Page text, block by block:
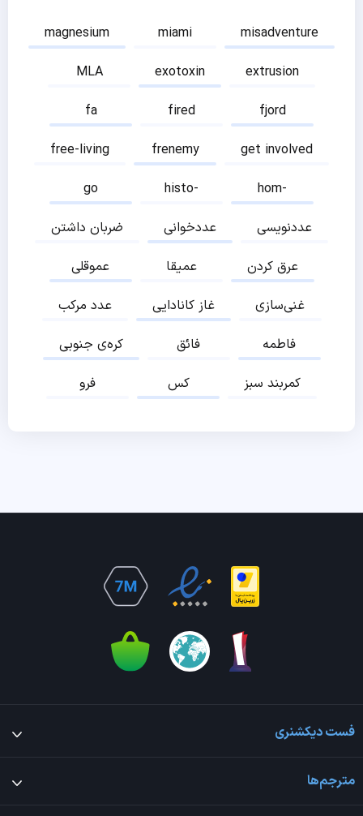
magnesium miami
misadventure
MLA
exotoxin
extrusion
fa
fired
fjord
free-living
frenemy
get involved
go
histo-
hom-
ضربان داشتن
عددخوانی
عددنویسی
عموقلی
عمیقا
عرق کردن
عدد مرکب
غاز کانادایی
غنی‌سازی
کره‌ی جنوبی
فائق
فاطمه
فرو
کس کمربند سبز
فست دیکشنری
مترجم‌ها